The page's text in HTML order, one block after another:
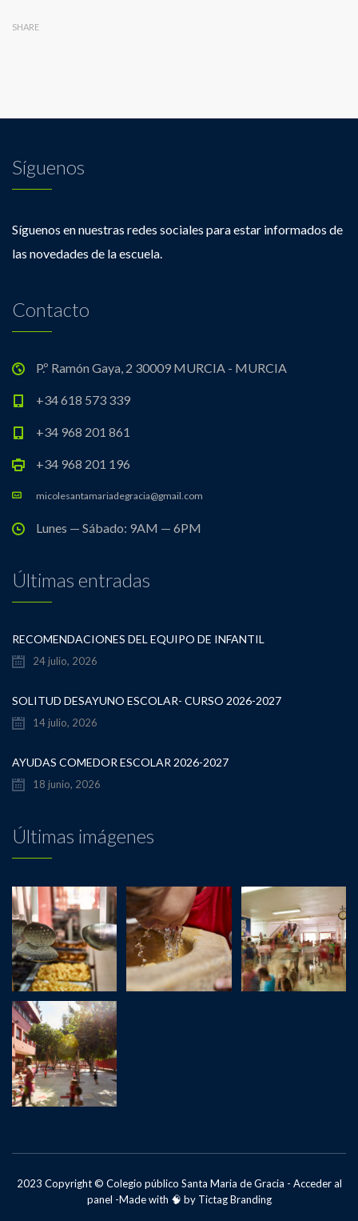
SHARE
Síguenos
Síguenos en nuestras redes sociales para estar informados de
las novedades de la escuela.
Contacto
P.º Ramón Gaya, 2 30009 MURCIA - MURCIA
+34 618 573 339
+34 968 201 861
+34 968 201 196
micolesantamariadegracia@gmail.com
Lunes — Sábado: 9AM — 6PM
Últimas entradas
RECOMENDACIONES DEL EQUIPO DE INFANTIL
24 julio, 2026
SOLITUD DESAYUNO ESCOLAR- CURSO 2026-2027
14 julio, 2026
AYUDAS COMEDOR ESCOLAR 2026-2027
18 junio, 2026
Últimas imágenes
2023 Copyright © Colegio público Santa Maria de Gracia - Acceder al
panel -Made with 🧠 by Tictag Branding